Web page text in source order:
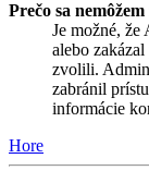
Prečo sa
Je možné, že
alebo
zvolili.
zabránil
informácie
Hore